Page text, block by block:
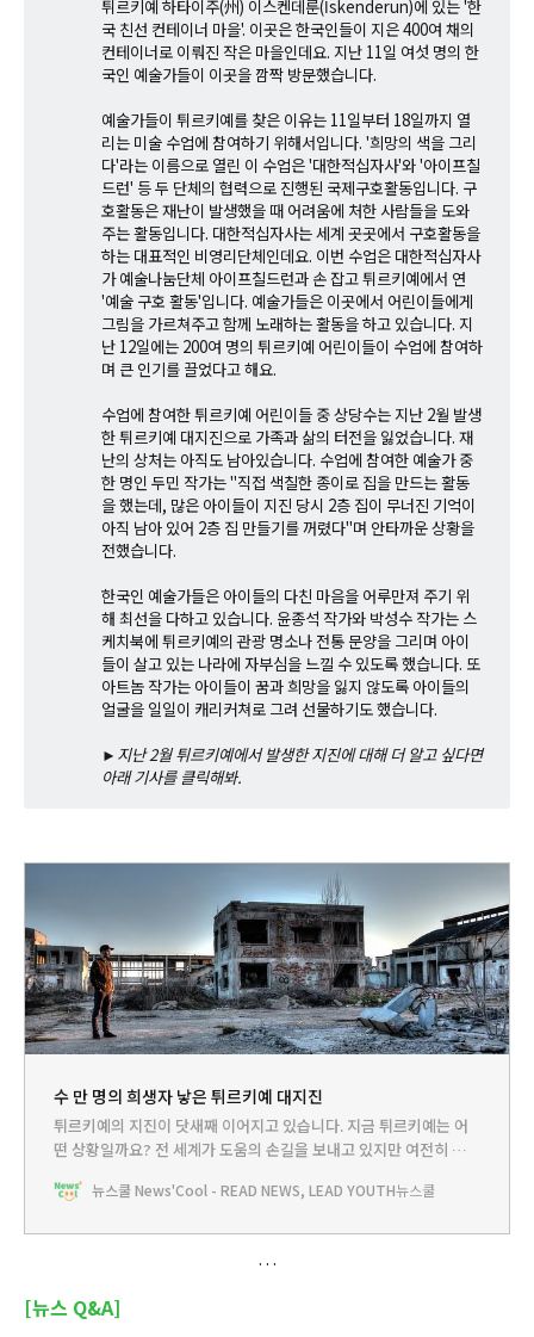
튀르키예 하타이주(州) 이스켄데룬(İskenderun)에 있는 '한
국 친선 컨테이너 마을'. 이곳은 한국인들이 지은 400여 채의
컨테이너로 이뤄진 작은 마을인데요. 지난 11일 여섯 명의 한
국인 예술가들이 이곳을 깜짝 방문했습니다.
예술가들이 튀르키예를 찾은 이유는 11일부터 18일까지 열
리는 미술 수업에 참여하기 위해서입니다. '희망의 색을 그리
다'라는 이름으로 열린 이 수업은 '대한적십자사'와 '아이프칠
드런' 등 두 단체의 협력으로 진행된 국제구호활동입니다. 구
호활동은 재난이 발생했을 때 어려움에 처한 사람들을 도와
주는 활동입니다. 대한적십자사는 세계 곳곳에서 구호활동을
하는 대표적인 비영리단체인데요. 이번 수업은 대한적십자사
가 예술나눔단체 아이프칠드런과 손 잡고 튀르키예에서 연
'예술 구호 활동'입니다. 예술가들은 이곳에서 어린이들에게
그림을 가르쳐주고 함께 노래하는 활동을 하고 있습니다. 지
난 12일에는 200여 명의 튀르키예 어린이들이 수업에 참여하
며 큰 인기를 끌었다고 해요.
수업에 참여한 튀르키예 어린이들 중 상당수는 지난 2월 발생
한 튀르키예 대지진으로 가족과 삶의 터전을 잃었습니다. 재
난의 상처는 아직도 남아있습니다. 수업에 참여한 예술가 중
한 명인 두민 작가는 "직접 색칠한 종이로 집을 만드는 활동
을 했는데, 많은 아이들이 지진 당시 2층 집이 무너진 기억이
아직 남아 있어 2층 집 만들기를 꺼렸다"며 안타까운 상황을
전했습니다.
한국인 예술가들은 아이들의 다친 마음을 어루만져 주기 위
해 최선을 다하고 있습니다. 윤종석 작가와 박성수 작가는 스
케치북에 튀르키예의 관광 명소나 전통 문양을 그리며 아이
들이 살고 있는 나라에 자부심을 느낄 수 있도록 했습니다. 또
아트놈 작가는 아이들이 꿈과 희망을 잃지 않도록 아이들의
얼굴을 일일이 캐리커쳐로 그려 선물하기도 했습니다.
►지난 2월 튀르키예에서 발생한 지진에 대해 더 알고 싶다면
아래 기사를 클릭해봐.
수 만 명의 희생자 낳은 튀르키예 대지진
튀르키예의 지진이 닷새째 이어지고 있습니다. 지금 튀르키예는 어
떤 상황일까요? 전 세계가 도움의 손길을 보내고 있지만 여전히 절박
뉴스쿨 News'Cool - READ NEWS, LEAD YOUTH뉴스쿨
[뉴스 Q&A]